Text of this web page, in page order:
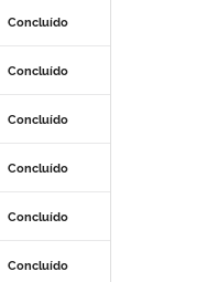
Concluído
Concluído
Concluído
Concluído
Concluído
Concluído